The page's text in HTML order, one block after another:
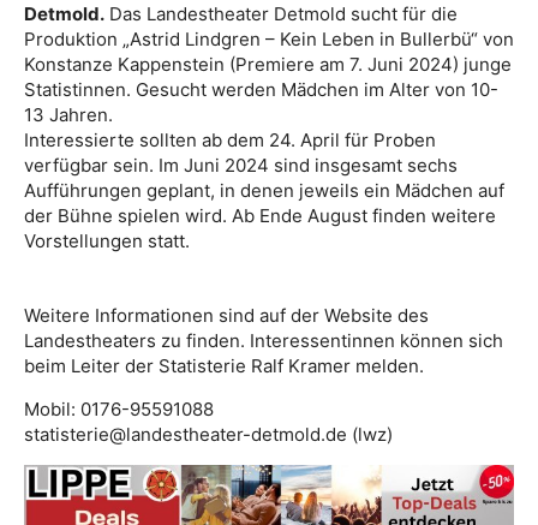
Detmold. Das Landestheater Detmold sucht für die
Produktion „Astrid Lindgren – Kein Leben in Bullerbü“ von
Konstanze Kappenstein (Premiere am 7. Juni 2024) junge
Statistinnen. Gesucht werden Mädchen im Alter von 10-
13 Jahren.
Interessierte sollten ab dem 24. April für Proben
verfügbar sein. Im Juni 2024 sind insgesamt sechs
Aufführungen geplant, in denen jeweils ein Mädchen auf
der Bühne spielen wird. Ab Ende August finden weitere
Vorstellungen statt.
Weitere Informationen sind auf der Website des
Landestheaters zu finden. Interessentinnen können sich
beim Leiter der Statisterie Ralf Kramer melden.
Mobil: 0176-95591088
statisterie@landestheater-detmold.de (lwz)